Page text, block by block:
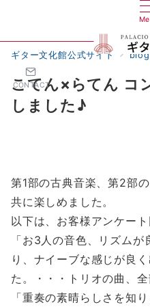
CONTACT
ギター文化館公式サイト blog
こてん×らてん コ
しました♪
第1部の古典音楽、第2部の
共に楽しめました。
以下は、お客様アンケー
「お3人の音色、リズム
り、ナイーブな感じが良
た。・・・トリオの曲、
「重奏の素晴らしさを知